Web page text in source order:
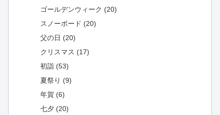
ゴールデンウィーク (20)
スノーボード (20)
父の日 (20)
クリスマス (17)
初詣 (53)
夏祭り (9)
年賀 (6)
七夕 (20)